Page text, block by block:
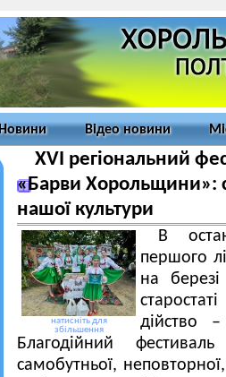
Новини Відео новини
XVI регіональний
«Барви Хорольщини»:
нашої культури
натисніть для
збільшення
В
першого
на
дійство
Благодійний
самобутньої, неповторної,